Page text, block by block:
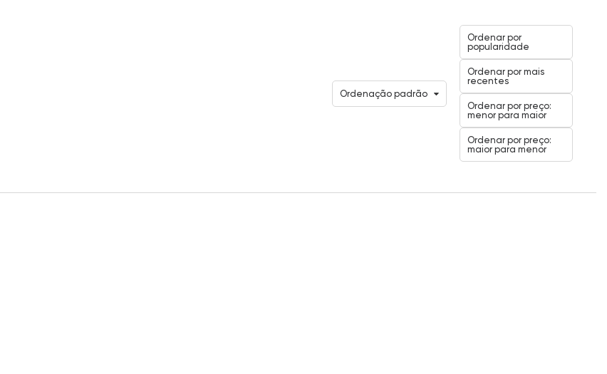
Ordenação padrão
Ordenar por
popularidade
Ordenar por mais
recentes
Ordenar por preço:
menor para maior
Ordenar por preço:
maior para menor